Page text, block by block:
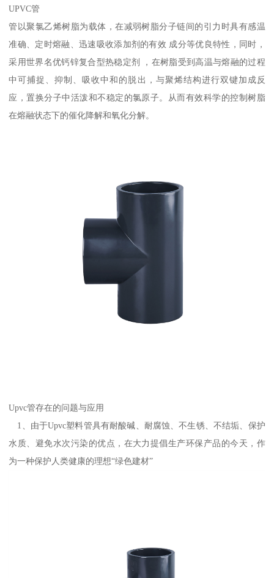
UPVC管
管以聚氯乙烯树脂为载体，在减弱树脂分子链间的引力时具有感温
准确、定时熔融、迅速吸收添加剂的有效 成分等优良特性，同时，
采用世界名优钙锌复合型热稳定剂 ，在树脂受到高温与熔融的过程
中可捕捉、抑制、吸收中和的脱出，与聚烯结构进行双键加成反
应，置换分子中活泼和不稳定的氯原子。从而有效科学的控制树脂
在熔融状态下的催化降解和氧化分解。
Upvc管存在的问题与应用
1、由于Upvc塑料管具有耐酸碱、耐腐蚀、不生锈、不结垢、保护
水质、避免水次污染的优点，在大力提倡生产环保产品的今天，作
为一种保护人类健康的理想“绿色建材”